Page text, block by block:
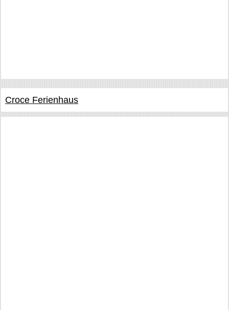
Croce Ferienhaus